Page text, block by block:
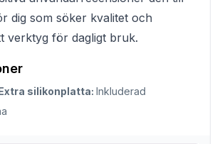
dig som söker kvalitet och
verktyg för dagligt bruk.
silikonplatta: Inkluderad